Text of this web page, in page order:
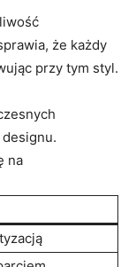
że każdy
przy tym styl.
na